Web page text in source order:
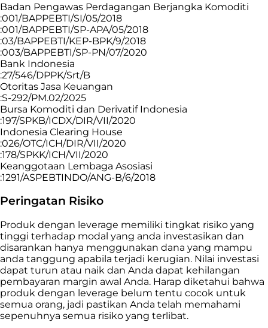
Badan Pengawas Perdagangan Berjangka Komoditi
:001/BAPPEBTI/SI/05/2018
:001/BAPPEBTI/SP-APA/05/2018
:03/BAPPEBTI/KEP-BPK/9/2018
:003/BAPPEBTI/SP-PN/07/2020
Bank Indonesia
:27/546/DPPK/Srt/B
Otoritas Jasa Keuangan
:S-292/PM.02/2025
Bursa Komoditi dan Derivatif Indonesia
:197/SPKB/ICDX/DIR/VII/2020
Indonesia Clearing House
:026/OTC/ICH/DIR/VII/2020
:178/SPKK/ICH/VII/2020
Keanggotaan Lembaga Asosiasi
:1291/ASPEBTINDO/ANG-B/6/2018
Peringatan Risiko
Produk dengan leverage memiliki tingkat risiko yang
tinggi terhadap modal yang anda investasikan dan
disarankan hanya menggunakan dana yang mampu
anda tanggung apabila terjadi kerugian. Nilai investasi
dapat turun atau naik dan Anda dapat kehilangan
pembayaran margin awal Anda. Harap diketahui bahwa
produk dengan leverage belum tentu cocok untuk
semua orang, jadi pastikan Anda telah memahami
sepenuhnya semua risiko yang terlibat.